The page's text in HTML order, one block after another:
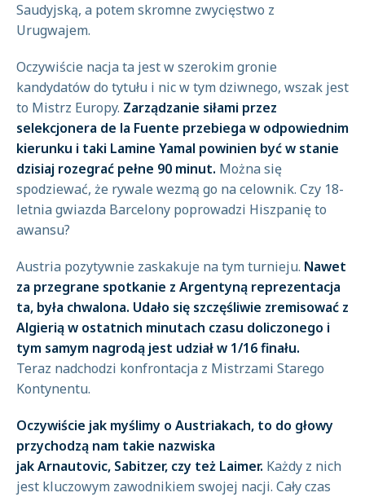
Saudyjską, a potem skromne zwycięstwo z
Urugwajem.
Oczywiście nacja ta jest w szerokim gronie
kandydatów do tytułu i nic w tym dziwnego, wszak jest
to Mistrz Europy. Zarządzanie siłami przez
selekcjonera de la Fuente przebiega w odpowiednim
kierunku i taki Lamine Yamal powinien być w stanie
dzisiaj rozegrać pełne 90 minut. Można się
spodziewać, że rywale wezmą go na celownik. Czy 18-
letnia gwiazda Barcelony poprowadzi Hiszpanię to
awansu?
Austria pozytywnie zaskakuje na tym turnieju. Nawet
za przegrane spotkanie z Argentyną reprezentacja
ta, była chwalona. Udało się szczęśliwie zremisować z
Algierią w ostatnich minutach czasu doliczonego i
tym samym nagrodą jest udział w 1/16 finału.
Teraz nadchodzi konfrontacja z Mistrzami Starego
Kontynentu.
Oczywiście jak myślimy o Austriakach, to do głowy
przychodzą nam takie nazwiska
jak Arnautovic, Sabitzer, czy też Laimer. Każdy z nich
jest kluczowym zawodnikiem swojej nacji. Cały czas